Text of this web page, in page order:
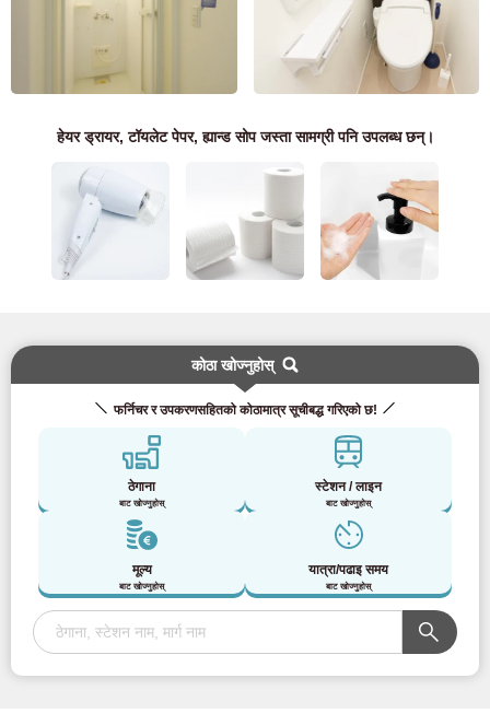
हेयर ड्रायर, टॉयलेट पेपर, ह्यान्ड सोप जस्ता सामग्री पनि उपलब्ध छन्।
कोठा खोज्नुहोस्
फर्निचर र उपकरणसहितको कोठामात्र सूचीबद्ध गरिएको छ!
ठेगाना
बाट खोज्नुहोस्
स्टेशन / लाइन
बाट खोज्नुहोस्
मूल्य
बाट खोज्नुहोस्
यात्रा/पढाइ समय
बाट खोज्नुहोस्
बस्न चाहनेहरू र बासिन्दाहरूको लागि मात्र
03-6712-4344